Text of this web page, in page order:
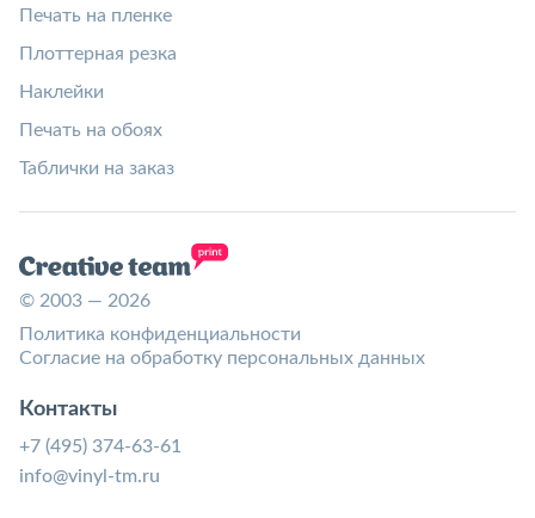
Печать на пленке
Плоттерная резка
Наклейки
Печать на обоях
Таблички на заказ
© 2003 — 2026
Политика конфиденциальности
Согласие на обработку персональных данных
Контакты
+7 (495) 374-63-61
info@vinyl-tm.ru